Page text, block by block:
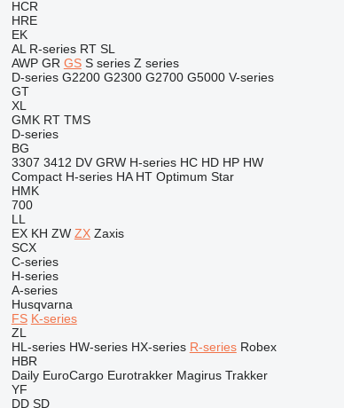
HCR
HRE
EK
AL R-series RT SL
AWP GR GS S series Z series
D-series G2200 G2300 G2700 G5000 V-series
GT
XL
GMK RT TMS
D-series
BG
3307 3412 DV GRW H-series HC HD HP HW
Compact H-series HA HT Optimum Star
HMK
700
LL
EX KH ZW ZX Zaxis
SCX
C-series
H-series
A-series
Husqvarna
FS K-series
ZL
HL-series HW-series HX-series R-series Robex
HBR
Daily EuroCargo Eurotrakker Magirus Trakker
YF
DD SD